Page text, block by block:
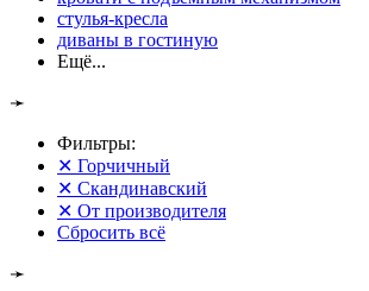
стулья-кресла
диваны в гостиную
Ещё...
➛
Фильтры:
✕ Горчичный
✕ Скандинавский
✕ От производителя
Сбросить всё
➛